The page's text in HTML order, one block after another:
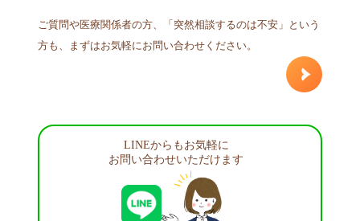
ご質問や医療関係者の方、「突然相談するのは不安」という
方も、まずはお気軽にお問い合わせください。
LINEからもお気軽に
お問い合わせいただけます